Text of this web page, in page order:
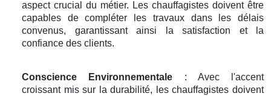
aspect crucial du métier. Les chauffagistes doivent être
capables de compléter les travaux dans les délais
convenus, garantissant ainsi la satisfaction et la
confiance des clients.
Conscience Environnementale : Avec l'accent
croissant mis sur la durabilité, les chauffagistes doivent